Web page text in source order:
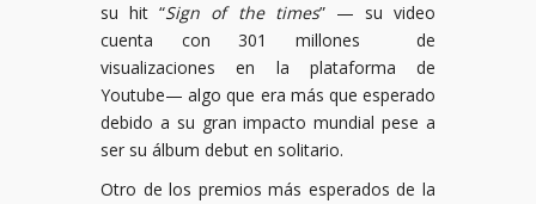
su hit “Sign of the times” — su video
cuenta con 301 millones de
visualizaciones en la plataforma de
Youtube— algo que era más que esperado
debido a su gran impacto mundial pese a
ser su álbum debut en solitario.
Otro de los premios más esperados de la